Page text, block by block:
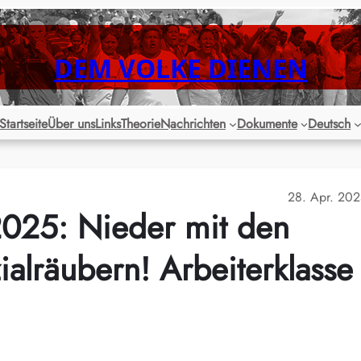
DEM VOLKE DIENEN
StartseiteÜber unsLinksTheorieNachrichten Dokumente Deutsch
28. Apr.
Nieder mit den
Arbeiterklasse